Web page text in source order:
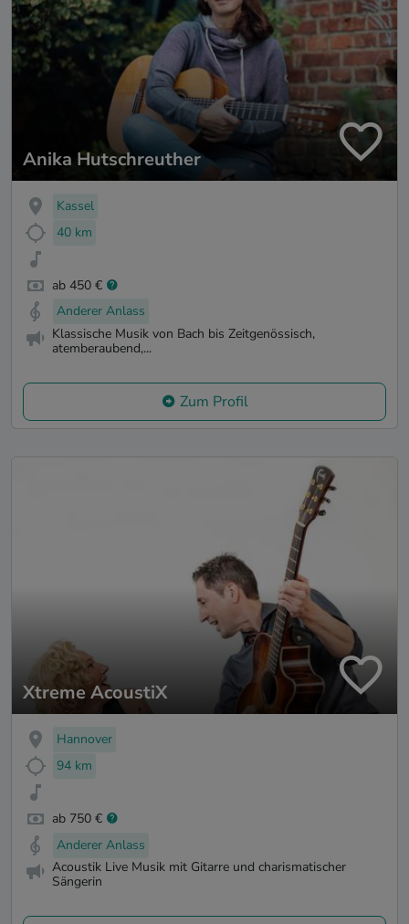
Anika Hutschreuther
Kassel
40 km
ab 450 €
Anderer Anlass
Klassische Musik von Bach bis Zeitgenössisch,
atemberaubend,...
Zum Profil
Xtreme AcoustiX
Hannover
94 km
ab 750 €
Anderer Anlass
Acoustik Live Musik mit Gitarre und charismatischer
Sängerin